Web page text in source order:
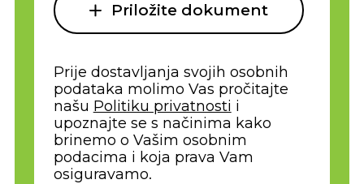
Priložite dokument
Prije dostavljanja svojih osobnih
podataka molimo Vas pročitajte
našu Politiku privatnosti i
upoznajte se s načinima kako
brinemo o Vašim osobnim
podacima i koja prava Vam
osiguravamo.